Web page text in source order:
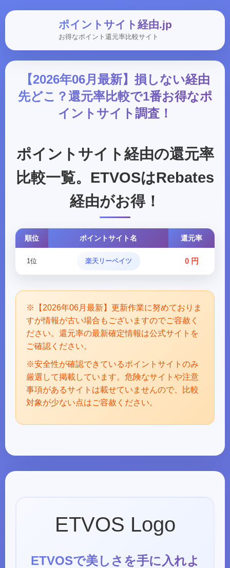
ポイントサイト経由.jp
お得なポイント還元率比較サイト
【2026年06月最新】損しない経由
先どこ？還元率比較で1番お得なポ
イントサイト調査！
ポイントサイト経由の還元率
比較一覧。ETVOSはRebates
経由がお得！
順位 ポイントサイト名 還元率
1位 楽天リーベイツ 0 円
※【2026年06月最新】更新作業に努めておりま
すが情報が古い場合もございますのでご容赦く
ださい。還元率の最新確定情報は公式サイトを
ご確認ください。
※安全性が確認できているポイントサイトのみ
厳選して掲載しています。危険なサイトや注意
事項があるサイトは載せていませんので、比較
対象が少ない点はご容赦ください。
ETVOS Logo
ETVOSで美しさを手に入れよ